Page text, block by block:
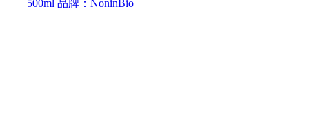
500ml 品牌：NoninBio